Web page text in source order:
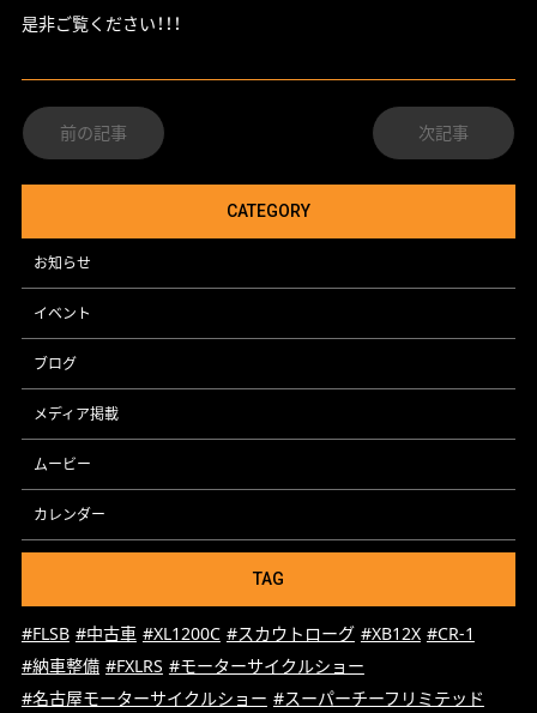
是非ご覧ください！！！
前の記事 次記事
CATEGORY
お知らせ
イベント
ブログ
メディア掲載
ムービー
カレンダー
TAG
#FLSB #中古車 #XL1200C #スカウトローグ #XB12X #CR-1
#納車整備 #FXLRS #モーターサイクルショー
#名古屋モーターサイクルショー #スーパーチーフリミテッド